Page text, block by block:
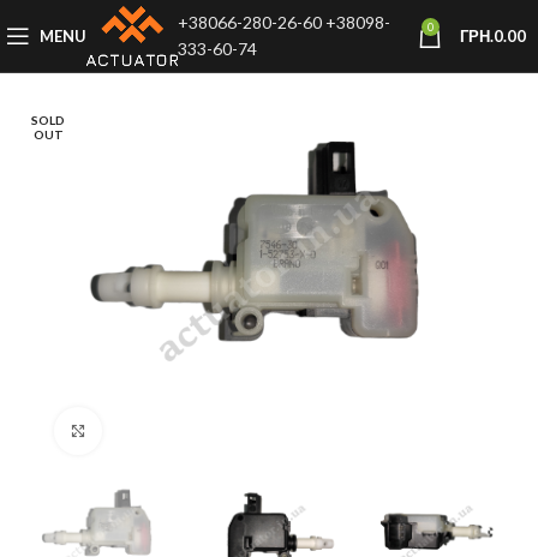
MENU
+38066-280-26-60 +38098-
333-60-74
0 ГРН.0.00
SOLD
OUT